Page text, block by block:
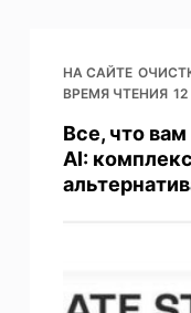
НА САЙТЕ
ВРЕМЯ ЧТЕНИЯ
Все, что
AI: